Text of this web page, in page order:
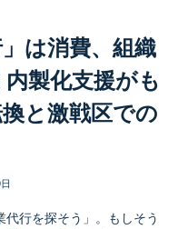
は消費、組織
製化支援がも
と激戦区での
代行を探そう」。もしそう